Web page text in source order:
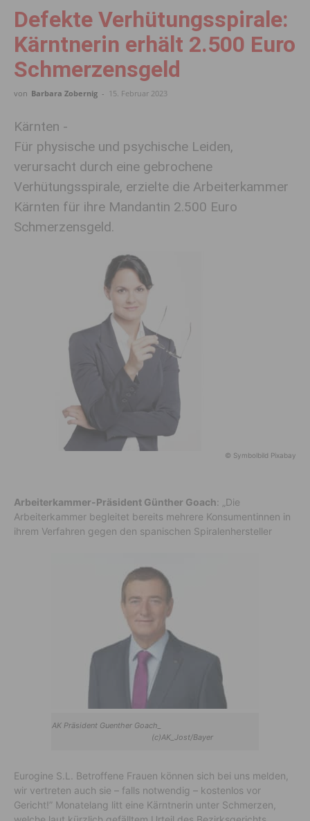
Defekte Verhütungs­spirale:
Kärntnerin erhält 2.500 Euro
Schmerzens­geld
von Barbara Zobernig - 15. Februar 2023
Kärnten -
Für physische und psychische Leiden,
verursacht durch eine gebrochene
Verhütungsspirale, erzielte die Arbeiterkammer
Kärnten für ihre Mandantin 2.500 Euro
Schmerzensgeld.
© Symbolbild Pixabay
Arbeiterkammer-Präsident Günther Goach: „Die
Arbeiterkammer begleitet bereits mehrere Konsumentinnen in
ihrem Verfahren gegen den spanischen Spiralenhersteller
AK Präsident Guenther Goach_
(c)AK_Jost/Bayer
Eurogine S.L. Betroffene Frauen können sich bei uns melden,
wir vertreten auch sie – falls notwendig – kostenlos vor
Gericht!” Monatelang litt eine Kärntnerin unter Schmerzen,